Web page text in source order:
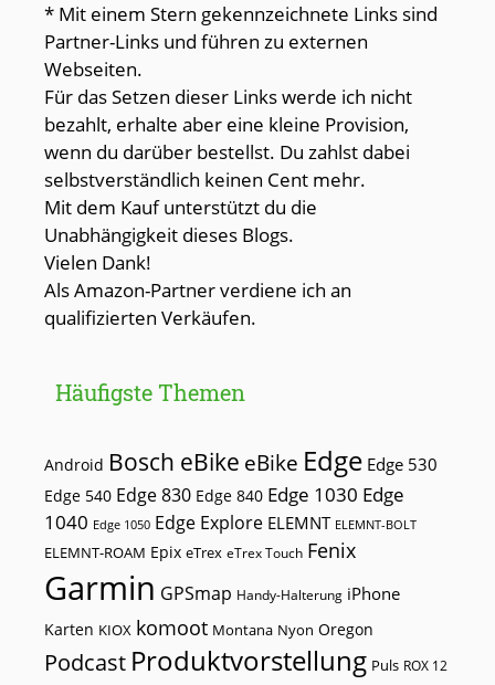
* Mit einem Stern gekennzeichnete Links sind
Partner-Links und führen zu externen
Webseiten.
Für das Setzen dieser Links werde ich nicht
bezahlt, erhalte aber eine kleine Provision,
wenn du darüber bestellst. Du zahlst dabei
selbstverständlich keinen Cent mehr.
Mit dem Kauf unterstützt du die
Unabhängigkeit dieses Blogs.
Vielen Dank!
Als Amazon-Partner verdiene ich an
qualifizierten Verkäufen.
Häufigste Themen
Android Bosch eBike eBike Edge Edge 530
Edge 540 Edge 830 Edge 840 Edge 1030 Edge
1040 Edge 1050 Edge Explore ELEMNT ELEMNT-BOLT
ELEMNT-ROAM Epix eTrex eTrex Touch Fenix
Garmin GPSmap Handy-Halterung iPhone
Karten KIOX komoot Montana Nyon Oregon
Podcast Produktvorstellung Puls ROX 12